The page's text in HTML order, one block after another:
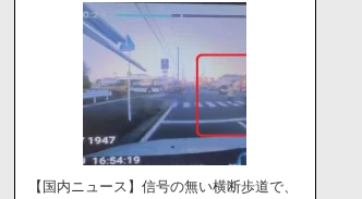
【国内ニュース】信号の無い横断歩道で、